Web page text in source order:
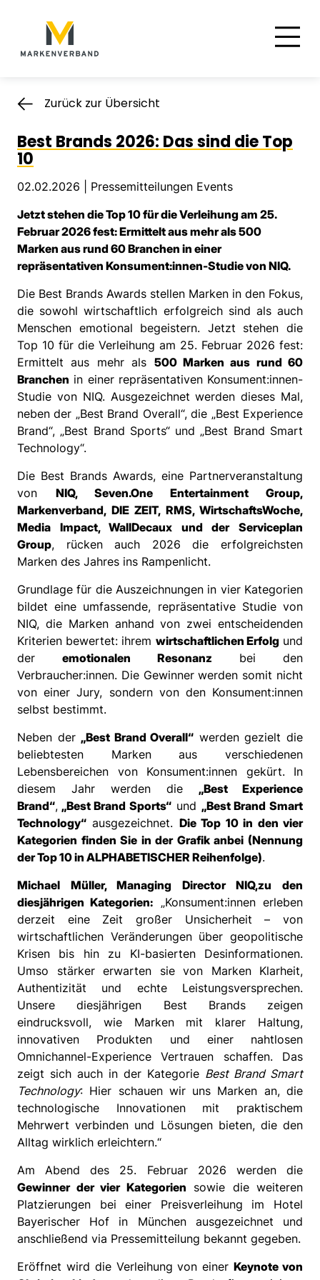
Hauptnavigation
Zurück zur Übersicht
Best Brands 2026: Das sind die Top
10
02.02.2026 | Pressemitteilungen Events
Jetzt stehen die Top 10 für die Verleihung am 25.
Februar 2026 fest: Ermittelt aus mehr als 500
Marken aus rund 60 Branchen in einer
repräsentativen Konsument:innen-Studie von NIQ.
Die Best Brands Awards stellen Marken in den Fokus,
die sowohl wirtschaftlich erfolgreich sind als auch
Menschen emotional begeistern. Jetzt stehen die
Top 10 für die Verleihung am 25. Februar 2026 fest:
Ermittelt aus mehr als 500 Marken aus rund 60
Branchen in einer repräsentativen Konsument:innen-
Studie von NIQ. Ausgezeichnet werden dieses Mal,
neben der „Best Brand Overall“, die „Best Experience
Brand“, „Best Brand Sports“ und „Best Brand Smart
Technology“.
Die Best Brands Awards, eine Partnerveranstaltung
von NIQ, Seven.One Entertainment Group,
Markenverband, DIE ZEIT, RMS, WirtschaftsWoche,
Media Impact, WallDecaux und der Serviceplan
Group, rücken auch 2026 die erfolgreichsten
Marken des Jahres ins Rampenlicht.
Grundlage für die Auszeichnungen in vier Kategorien
bildet eine umfassende, repräsentative Studie von
NIQ, die Marken anhand von zwei entscheidenden
Kriterien bewertet: ihrem wirtschaftlichen Erfolgund
deremotionalen Resonanz bei den
Verbraucher:innen. Die Gewinner werden somit nicht
von einer Jury, sondern von den Konsument:innen
selbst bestimmt.
Neben der„Best Brand Overall“ werden gezielt die
beliebtesten Marken aus verschiedenen
Lebensbereichen von Konsument:innen gekürt. In
diesem Jahr werden die „Best Experience
Brand“, „Best Brand Sports“ und „Best Brand Smart
Technology“ ausgezeichnet. Die Top 10 in den vier
Kategorien finden Sie in der Grafik anbei (Nennung
der Top 10 in ALPHABETISCHER Reihenfolge).
Michael Müller, Managing Director NIQ,zu den
diesjährigen Kategorien: „Konsument:innen erleben
derzeit eine Zeit großer Unsicherheit – von
wirtschaftlichen Veränderungen über geopolitische
Krisen bis hin zu KI-basierten Desinformationen.
Umso stärker erwarten sie von Marken Klarheit,
Authentizität und echte Leistungsversprechen.
Unsere diesjährigen Best Brands zeigen
eindrucksvoll, wie Marken mit klarer Haltung,
innovativen Produkten und einer nahtlosen
Omnichannel-Experience Vertrauen schaffen. Das
zeigt sich auch in der Kategorie Best Brand Smart
Technology: Hier schauen wir uns Marken an, die
technologische Innovationen mit praktischem
Mehrwert verbinden und Lösungen bieten, die den
Alltag wirklich erleichtern.“
Am Abend des 25. Februar 2026 werden die
Gewinner der vier Kategorien sowie die weiteren
Platzierungen bei einer Preisverleihung im Hotel
Bayerischer Hof in München ausgezeichnet und
anschließend via Pressemitteilung bekannt gegeben.
Eröffnet wird die Verleihung von einerKeynote von